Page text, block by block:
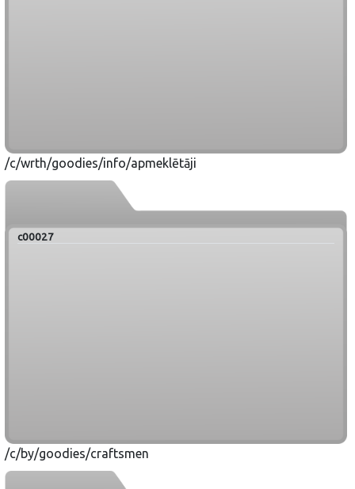
/c/wrth/goodies/info/apmeklētāji
c00027
/c/by/goodies/craftsmen